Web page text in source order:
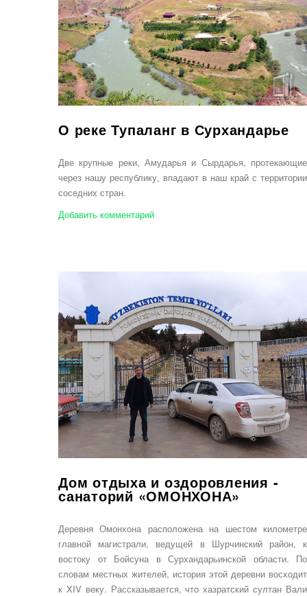
О реке Тупаланг в Сурхандарье
Две крупные реки, Амударья и Сырдарья, протекающие
через нашу республику, впадают в наш край с территории
соседних стран.
Добавить комментарий
Дом отдыха и оздоровления -
санаторий «ОМОНХОНА»
Деревня Омонхона расположена на шестом километре
главной магистрали, ведущей в Шурчинский район, к
востоку от Бойсуна в Сурхандарьинской области. По
словам местных жителей, история этой деревни восходит
к XIV веку. Рассказывается, что хазратский султан Вали